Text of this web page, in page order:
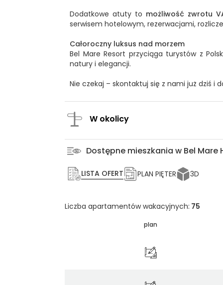
Dodatkowe atuty to możliwość zwrotu
serwisem hotelowym, rezerwacjami,
Całoroczny luksus nad morzem
Bel Mare Resort przyciąga turystów z
natury i elegancji.
Nie czekaj – skontaktuj się z nami już dziś i
W okolicy
Dostępne mieszkania w Bel Mare
LISTA OFERT PLAN PIĘTER 3D
Liczba apartamentów wakacyjnych: 75
plan